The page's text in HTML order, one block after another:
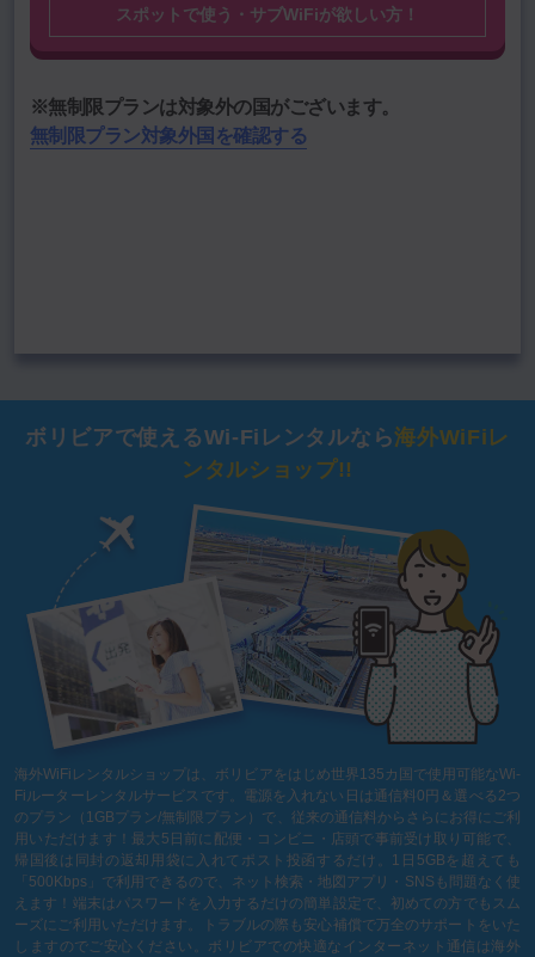
スポットで使う・サブWiFiが欲しい方！
※無制限プランは対象外の国がございます。
無制限プラン対象外国を確認する
渡航期間を選択
ボリビアで使えるWi-Fiレンタルなら海外WiFiレ
ンタルショップ!!
海外WiFiレンタルショップは、ボリビアをはじめ世界135カ国で使用可能なWi-
Fiルーターレンタルサービスです。電源を入れない日は通信料0円＆選べる2つ
のプラン（1GBプラン/無制限プラン）で、従来の通信料からさらにお得にご利
用いただけます！最大5日前に配便・コンビニ・店頭で事前受け取り可能で、
帰国後は同封の返却用袋に入れてポスト投函するだけ。1日5GBを超えても
「500Kbps」で利用できるので、ネット検索・地図アプリ・SNSも問題なく使
えます！端末はパスワードを入力するだけの簡単設定で、初めての方でもスム
ーズにご利用いただけます。トラブルの際も安心補償で万全のサポートをいた
しますのでご安心ください。ボリビアでの快適なインターネット通信は海外